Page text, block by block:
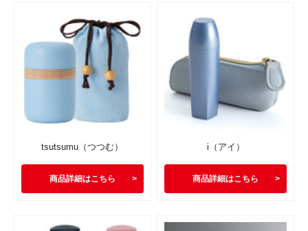
tsutsumu（つつむ）
商品詳細はこちら
i（アイ）
商品詳細はこちら